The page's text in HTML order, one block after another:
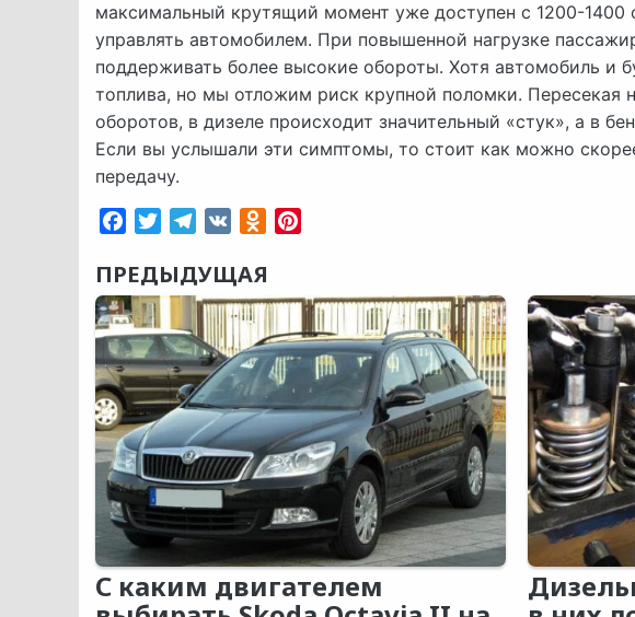
максимальный крутящий момент уже доступен с 1200-1400
управлять автомобилем. При повышенной нагрузке
поддерживать более высокие обороты. Хотя автомобиль и
топлива, но мы отложим риск крупной поломки. Пересекая
оборотов, в дизеле происходит значительный «стук», а в
Если вы услышали эти симптомы, то стоит как можно
передачу.
FacebookTwitterTelegram
VK Odnoklassniki
ПРЕДЫДУЩАЯ
С каким двигателем